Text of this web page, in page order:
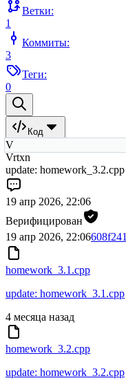
Ветки:
1
Коммиты:
3
Теги:
0
Код
V
Vrtxn
update: homework_3.2.cpp
19 апр 2026, 22:06
Верифицирован
19 апр 2026, 22:06608f241
homework_3.1.cpp
update: homework_3.1.cpp
4 месяца назад
homework_3.2.cpp
update: homework_3.2.cpp